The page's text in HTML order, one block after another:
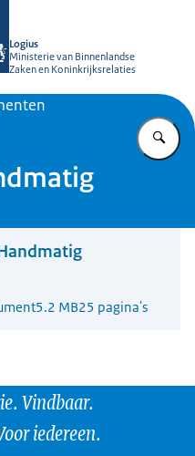
Logius
Ministerie van Binnenlandse
Zaken en Koninkrijksrelaties
5.2 MB25 pagina's
Vindbaar.
iedereen.